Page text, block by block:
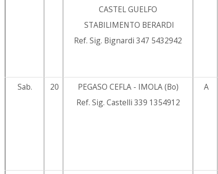
CASTEL GUELFO
STABILIMENTO BERARDI
Ref. Sig. Bignardi 347 5432942
Sab. 20
PEGASO CEFLA - IMOLA (Bo)
Ref. Sig. Castelli 339 1354912
A